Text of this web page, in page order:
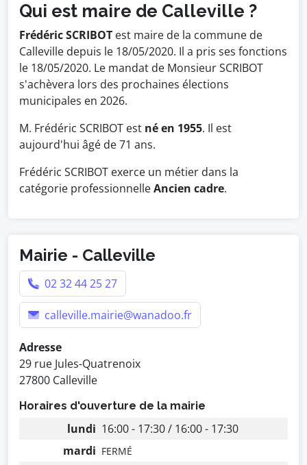
Qui est maire de Calleville ?
Frédéric SCRIBOT est maire de la commune de
Calleville depuis le 18/05/2020. Il a pris ses fonctions
le 18/05/2020. Le mandat de Monsieur SCRIBOT
s'achèvera lors des prochaines élections
municipales en 2026.
M. Frédéric SCRIBOT est né en 1955. Il est
aujourd'hui âgé de 71 ans.
Frédéric SCRIBOT exerce un métier dans la
catégorie professionnelleAncien cadre.
Mairie - Calleville
02 32 44 25 27
calleville.mairie@wanadoo.fr
Adresse
29 rue Jules-Quatrenoix
27800 Calleville
Horaires d'ouverture de la mairie
lundi 16:00 - 17:30 / 16:00 - 17:30
mardi FERMÉ